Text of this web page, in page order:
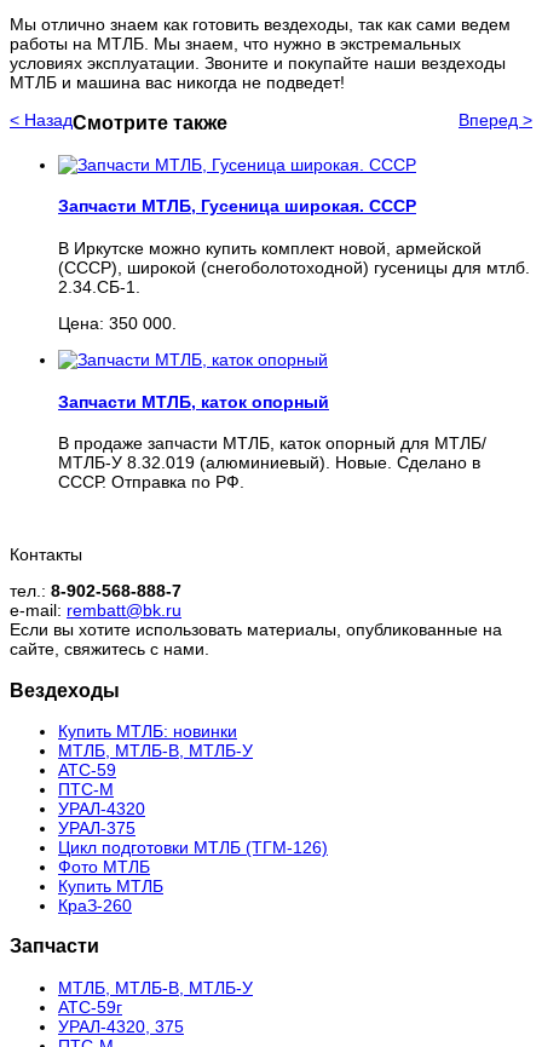
Мы отлично знаем как готовить вездеходы, так как сами ведем
работы на МТЛБ. Мы знаем, что нужно в экстремальных
условиях эксплуатации. Звоните и покупайте наши вездеходы
МТЛБ и машина вас никогда не подведет!
< Назад
Вперед >
Смотрите также
Запчасти МТЛБ, Гусеница широкая. СССР
В Иркутске можно купить комплект новой, армейской
(СССР), широкой (снегоболотоходной) гусеницы для мтлб.
2.34.СБ-1.
Цена: 350 000.
Запчасти МТЛБ, каток опорный
В продаже запчасти МТЛБ, каток опорный для МТЛБ/
МТЛБ-У 8.32.019 (алюминиевый). Новые. Сделано в
СССР. Отправка по РФ.
Контакты
тел.: 8-902-568-888-7
e-mail: rembatt@bk.ru
Если вы хотите использовать материалы, опубликованные на
сайте, свяжитесь с нами.
Вездеходы
Купить МТЛБ: новинки
МТЛБ, МТЛБ-В, МТЛБ-У
АТС-59
ПТС-М
УРАЛ-4320
УРАЛ-375
Цикл подготовки МТЛБ (ТГМ-126)
Фото МТЛБ
Купить МТЛБ
КраЗ-260
Запчасти
МТЛБ, МТЛБ-В, МТЛБ-У
АТС-59г
УРАЛ-4320, 375